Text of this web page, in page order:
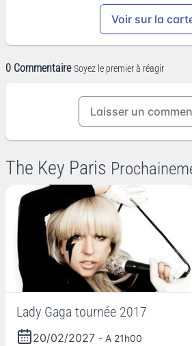
Voir sur la
0 Commentaire Soyez le premier à réagir
Laisser un
The Key Paris
Lady Gaga tournée 2017
20/02/2027 - A 21h00